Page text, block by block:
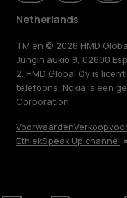
Netherlands
TM en © 2026 HMD
Jungin aukio 9, 02600
2. HMD Global Oy is
telefoons. Nokia is een
Corporation.
Voorwaarden
EthiekSpeak Up channel